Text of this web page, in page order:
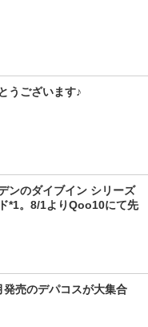
うございます♪
ンのダイブイン シリーズ
*1。8/1よりQoo10にて先
発売のデパコスが大集合